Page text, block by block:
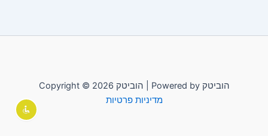
Copyright © 2026 הוביטק | Powered by הוביטק
מדיניות פרטיות